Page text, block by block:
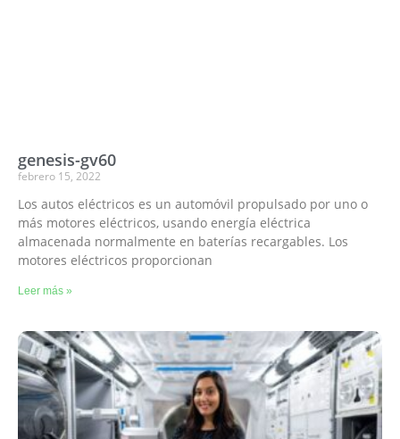
genesis-gv60
febrero 15, 2022
Los autos eléctricos es un automóvil propulsado por uno o
más motores eléctricos, usando energía eléctrica
almacenada normalmente en baterías recargables. Los
motores eléctricos proporcionan
Leer más »